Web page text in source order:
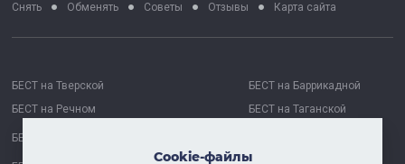
Снять
Обменять Советы Отзывы Карта сайта
БЕСТ на Тверской
БЕСТ на Баррикадной
БЕСТ на Речном
БЕСТ на Таганской
БЕСТ Москва Сити
Cookie-файлы